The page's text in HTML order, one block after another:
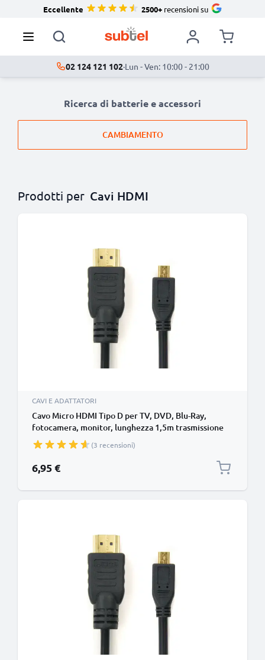
Eccellente 2500+recensioni su
02 124 121 102·Lun - Ven: 10:00 - 21:00
Ricerca di batterie e accessori
CAMBIAMENTO
Prodotti per Cavi HDMI
CAVI E ADATTATORI
Cavo Micro HDMI Tipo D per TV, DVD, Blu-Ray,
fotocamera, monitor, lunghezza 1,5m trasmissione
segnale video & audio impeccabile
(3 recensioni)
6,95 €